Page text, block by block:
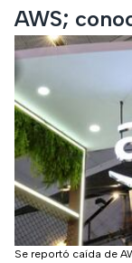
AWS;
Se reportó caída de